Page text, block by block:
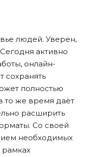
людей. Уверен,
активно
онлайн-
сохранять
полностью
то же время даёт
расширить
Со своей
необходимых
рамках